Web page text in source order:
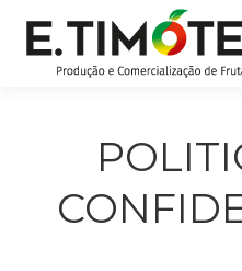
contenu
MARQUES